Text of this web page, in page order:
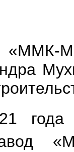
«ММК-
года